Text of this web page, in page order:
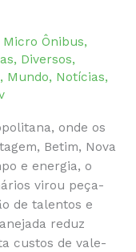
Ônibus,
, Diversos,
, Mundo, Notícias,
onde os
Betim, Nova
e energia, o
virou peça-
de talentos e
reduz
custos de vale-